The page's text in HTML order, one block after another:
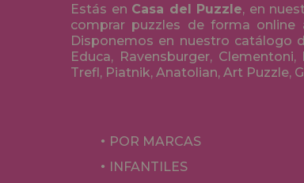
Estás en Casa del Puzzle, en
comprar puzzles de forma
Disponemos en nuestro catálogo
Educa, Ravensburger,
Trefl, Piatnik, Anatolian, Art Puzzle,
POR MARCAS
INFANTILES